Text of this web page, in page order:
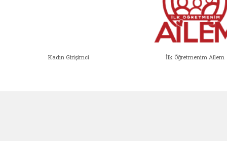
Kadın Girişimci İlk Öğretmenim Ailem